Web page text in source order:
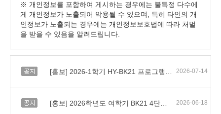
※ 개인정보를 포함하여 게시하는 경우에는 불특정 다수에
게 개인정보가 노출되어 악용될 수 있으며, 특히 타인의 개
인정보가 노출되는 경우에는 개인정보보호법에 따라 처벌
을 받을 수 있음을 알려드립니다.
공지 2026-07-14
공지 2026-06-18